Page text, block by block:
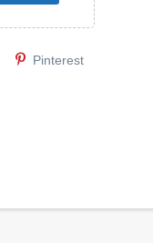
Pinterest